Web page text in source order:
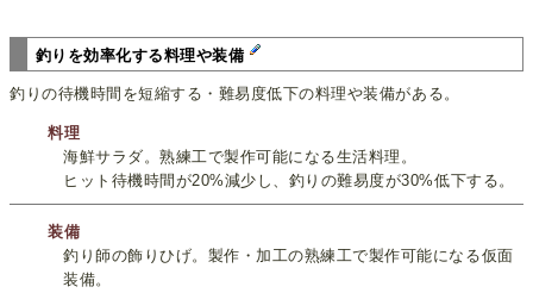
釣りを効率化する料理や装備
釣りの待機時間を短縮する・難易度低下の料理や装備がある。
料理
海鮮サラダ。熟練工で製作可能になる生活料理。
ヒット待機時間が20%減少し、釣りの難易度が30%低下する。
装備
釣り師の飾りひげ。製作・加工の熟練工で製作可能になる仮面
装備。